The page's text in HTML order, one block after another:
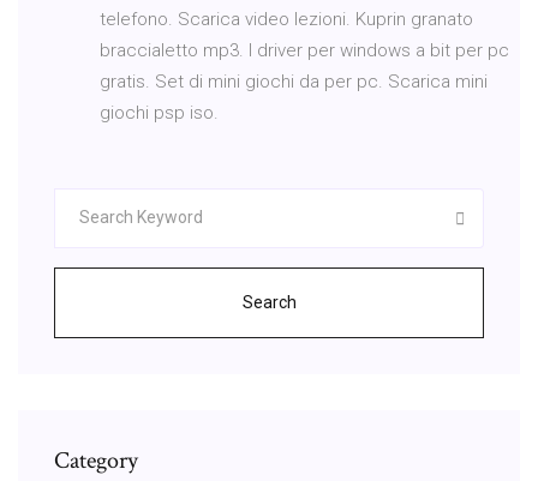
telefono. Scarica video lezioni. Kuprin granato
braccialetto mp3. I driver per windows a bit per pc
gratis. Set di mini giochi da per pc. Scarica mini
giochi psp iso.
Search
Category